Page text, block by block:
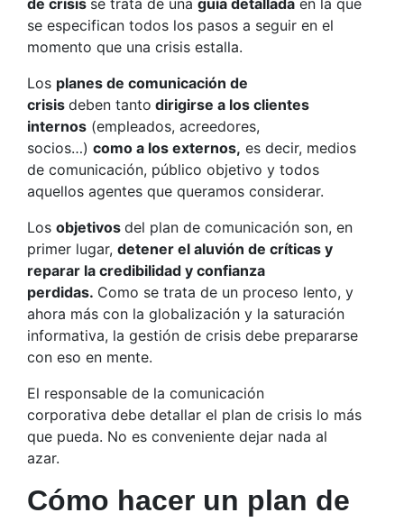
de crisis se trata de una guía detallada en la que
se especifican todos los pasos a seguir en el
momento que una crisis estalla.
Los planes de comunicación de
crisis deben tanto dirigirse a los clientes
internos (empleados, acreedores,
socios…) como a los externos, es decir, medios
de comunicación, público objetivo y todos
aquellos agentes que queramos considerar.
Los objetivos del plan de comunicación son, en
primer lugar, detener el aluvión de críticas y
reparar la credibilidad y confianza
perdidas. Como se trata de un proceso lento, y
ahora más con la globalización y la saturación
informativa, la gestión de crisis debe prepararse
con eso en mente.
El responsable de la comunicación
corporativa debe detallar el plan de crisis lo más
que pueda. No es conveniente dejar nada al
azar.
Cómo hacer un plan de